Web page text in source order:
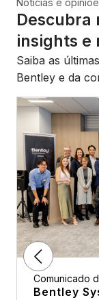
Notícias e
Descubra
insights e
Saiba as
Bentley e da
Comunicado
Bentley